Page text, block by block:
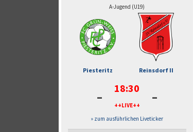
A-Jugend (U19)
Piesteritz Reinsdorf II
- 18:30
++LIVE++ -
» zum ausführlichen Liveticker